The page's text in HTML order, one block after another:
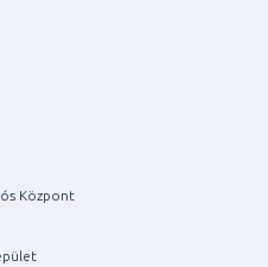
Központ